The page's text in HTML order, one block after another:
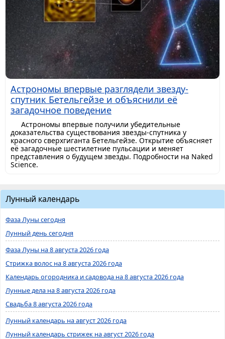
Астрономы впервые разглядели звезду-
спутник Бетельгейзе и объяснили её
загадочное поведение
Астрономы впервые получили убедительные
доказательства существования звезды-спутника у
красного сверхгиганта Бетельгейзе. Открытие объясняет
её загадочные шестилетние пульсации и меняет
представления о будущем звезды. Подробности на Naked
Science.
Лунный календарь
Фаза Луны сегодня
Лунный день сегодня
Фаза Луны на 8 августа 2026 года
Стрижка волос на 8 августа 2026 года
Календарь огородника и садовода на 8 августа 2026 года
Лунные дела на 8 августа 2026 года
Свадьба 8 августа 2026 года
Лунный календарь на август 2026 года
Лунный календарь стрижек на август 2026 года